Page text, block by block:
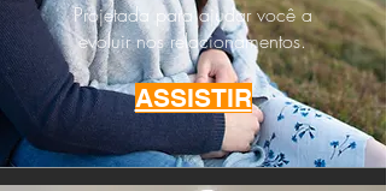
Projetada para ajudar você a
evoluir nos relacionamentos.
ASSISTIR